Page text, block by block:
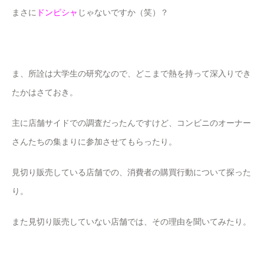
まさに ドンピシャ じゃないですか（笑）？
ま、所詮は大学生の研究なので、どこまで熱を持って深入りでき
たかはさておき。
主に店舗サイドでの調査だったんですけど、コンビニのオーナー
さんたちの集まりに参加させてもらったり。
見切り販売している店舗での、消費者の購買行動について探った
り。
また見切り販売していない店舗では、その理由を聞いてみたり。